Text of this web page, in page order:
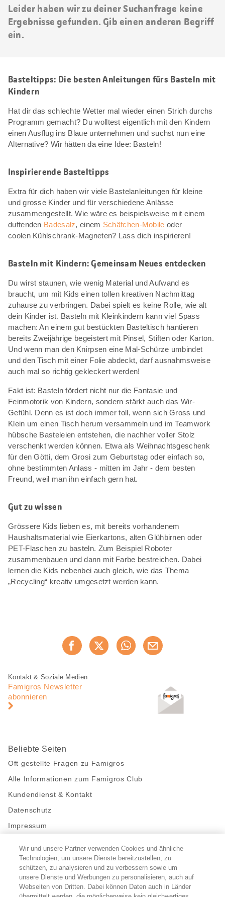
Leider haben wir zu deiner Suchanfrage keine
Ergebnisse gefunden. Gib einen anderen Begriff
ein.
Basteltipps: Die besten Anleitungen fürs Basteln mit
Kindern
Hat dir das schlechte Wetter mal wieder einen Strich durchs
Programm gemacht? Du wolltest eigentlich mit den Kindern
einen Ausflug ins Blaue unternehmen und suchst nun eine
Alternative? Wir hätten da eine Idee: Basteln!
Inspirierende Basteltipps
Extra für dich haben wir viele Bastelanleitungen für kleine
und grosse Kinder und für verschiedene Anlässe
zusammengestellt. Wie wäre es beispielsweise mit einem
duftenden Badesalz, einem Schäfchen-Mobile oder
coolen Kühlschrank-Magneten? Lass dich inspirieren!
Basteln mit Kindern: Gemeinsam Neues entdecken
Du wirst staunen, wie wenig Material und Aufwand es
braucht, um mit Kids einen tollen kreativen Nachmittag
zuhause zu verbringen. Dabei spielt es keine Rolle, wie alt
dein Kinder ist. Basteln mit Kleinkindern kann viel Spass
machen: An einem gut bestückten Basteltisch hantieren
bereits Zweijährige begeistert mit Pinsel, Stiften oder Karton.
Und wenn man den Knirpsen eine Mal-Schürze umbindet
und den Tisch mit einer Folie abdeckt, darf ausnahmsweise
auch mal so richtig gekleckert werden!
Fakt ist: Basteln fördert nicht nur die Fantasie und
Feinmotorik von Kindern, sondern stärkt auch das Wir-
Gefühl. Denn es ist doch immer toll, wenn sich Gross und
Klein um einen Tisch herum versammeln und im Teamwork
hübsche Basteleien entstehen, die nachher voller Stolz
verschenkt werden können. Etwa als Weihnachtsgeschenk
für den Götti, dem Grosi zum Geburtstag oder einfach so,
ohne bestimmten Anlass - mitten im Jahr - dem besten
Freund, weil man ihn einfach gern hat.
Gut zu wissen
Grössere Kids lieben es, mit bereits vorhandenem
Haushaltsmaterial wie Eierkartons, alten Glühbirnen oder
PET-Flaschen zu basteln. Zum Beispiel Roboter
zusammenbauen und dann mit Farbe bestreichen. Dabei
lernen die Kids nebenbei auch gleich, wie das Thema
„Recycling“ kreativ umgesetzt werden kann.
Jetzt weiterempfehlen
Fusszeile
Fusszeile
Navigation
Kontakt & Soziale Medien
Famigros Newsletter
abonnieren
Beliebte Seiten
Oft gestellte Fragen zu Famigros
Alle Informationen zum Famigros Club
Kundendienst & Kontakt
Datenschutz
Impressum
Bleibe mit uns in Kontakt
Facebook
https://twitter.com/migros
https://www.youtube.com/user/
PinterestInstagram
Wir und unsere Partner verwenden Cookies und ähnliche
Technologien, um unsere Dienste bereitzustellen, zu
schützen, zu analysieren und zu verbessern sowie um
unsere Dienste und Werbungen zu personalisieren, auch auf
Webseiten von Dritten. Dabei können Daten auch in Länder